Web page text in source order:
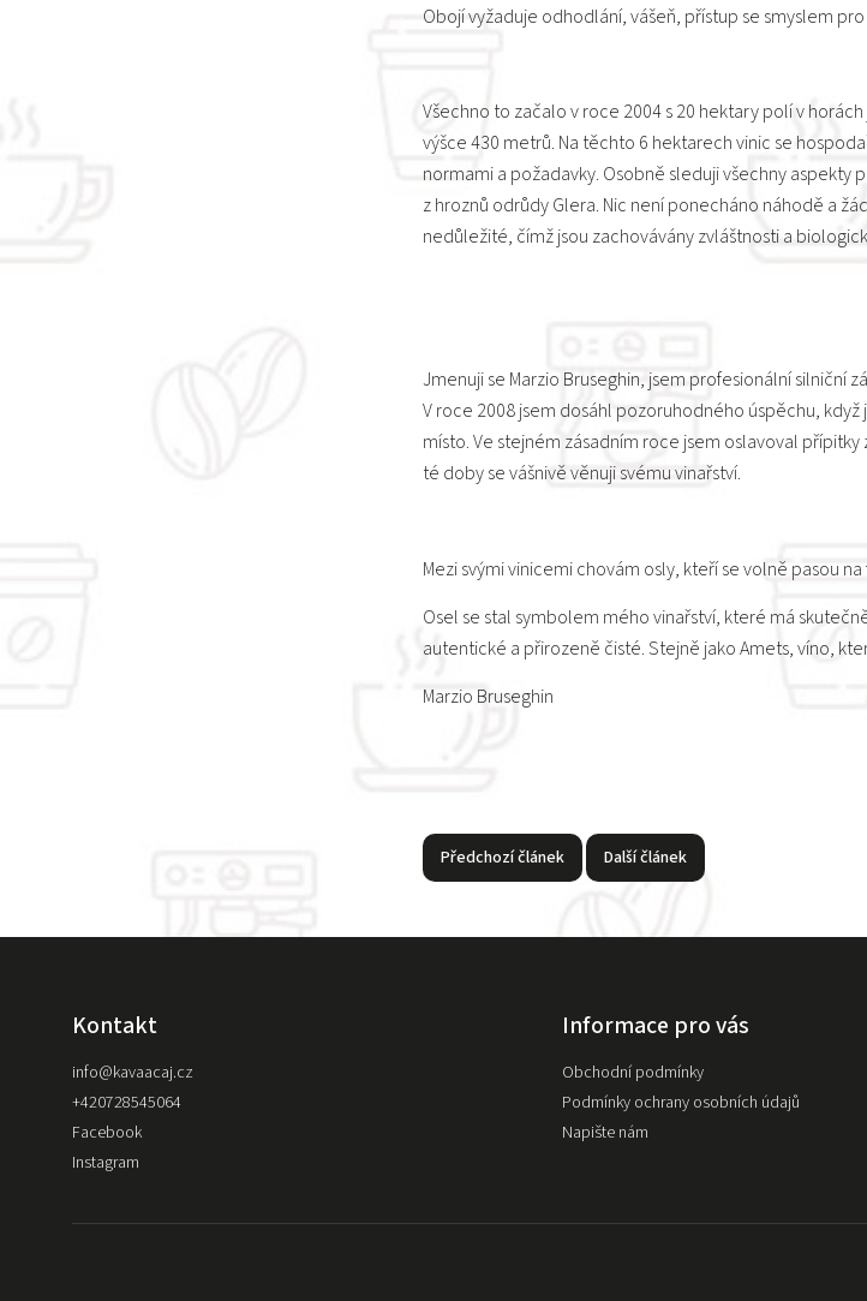
Obojí vyžaduje odhodlání, vášeň, přístup se smyslem
Všechno to začalo v roce 2004 s 20 hektary polí v
výšce 430 metrů. Na těchto 6 hektarech vinic se
normami a požadavky. Osobně sleduji všechny aspekty
z hroznů odrůdy Glera. Nic není ponecháno náhodě a
nedůležité, čímž jsou zachovávány zvláštnosti a
Jmenuji se Marzio Bruseghin, jsem profesionální silniční
V roce 2008 jsem dosáhl pozoruhodného úspěchu,
místo. Ve stejném zásadním roce jsem oslavoval
té doby se vášnivě věnuji svému vinařství.
Mezi svými vinicemi chovám osly, kteří se volně pasou
Osel se stal symbolem mého vinařství, které má
autentické a přirozeně čisté. Stejně jako Amets, víno,
Marzio Bruseghin
Předchozí článek Další článek
Kontakt
info@kavaacaj.cz
+420728545064
Facebook
Instagram
Informace pro vás
Obchodní podmínky
Podmínky ochrany osobních údajů
Napište nám